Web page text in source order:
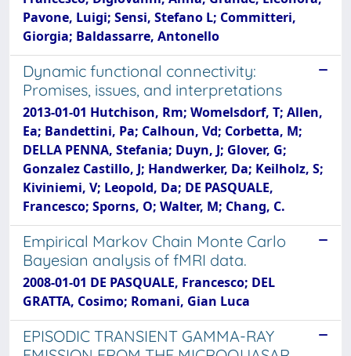
Pavone, Luigi; Sensi, Stefano L; Committeri,
Giorgia; Baldassarre, Antonello
Dynamic functional connectivity:
Promises, issues, and interpretations
2013-01-01 Hutchison, Rm; Womelsdorf, T; Allen,
Ea; Bandettini, Pa; Calhoun, Vd; Corbetta, M;
DELLA PENNA, Stefania; Duyn, J; Glover, G;
Gonzalez Castillo, J; Handwerker, Da; Keilholz, S;
Kiviniemi, V; Leopold, Da; DE PASQUALE,
Francesco; Sporns, O; Walter, M; Chang, C.
Empirical Markov Chain Monte Carlo
Bayesian analysis of fMRI data.
2008-01-01 DE PASQUALE, Francesco; DEL
GRATTA, Cosimo; Romani, Gian Luca
EPISODIC TRANSIENT GAMMA-RAY